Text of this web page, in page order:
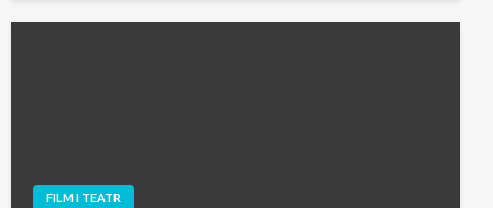
FILM I TEATR